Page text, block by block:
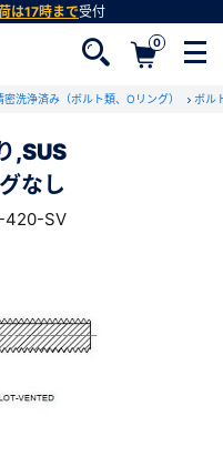
は17時まで受付
0
密洗浄済み（ボルト類、Oリング） ボル
,SUS
なし
420-SV
ウンロード
ンロードをします。
でない方
がご利用いただけ